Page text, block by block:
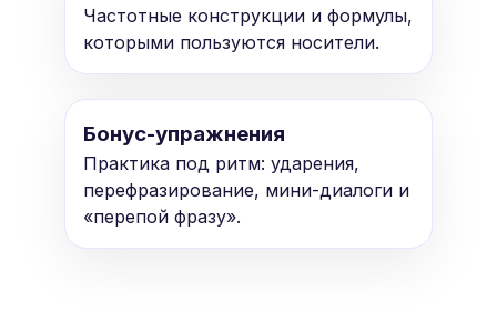
Частотные конструкции и формулы,
которыми пользуются носители.
Бонус-упражнения
Практика под ритм: ударения,
перефразирование, мини-диалоги и
«перепой фразу».